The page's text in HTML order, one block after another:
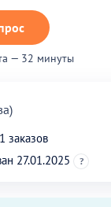
— 32 минуты
заказов
27.01.2025
?